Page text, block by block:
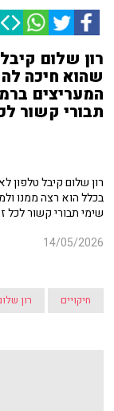
רון שלום
שהוא חיכה לה
המעריצים
תבורי קשור
רון שלום קיבל טלפון
בכלל הוא רצה ממנו
שימי תבורי קשור לכל
14/05/2026
חיקויים רון